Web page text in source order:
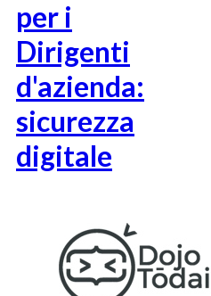
per i
Dirigenti
d'azienda:
sicurezza
digitale